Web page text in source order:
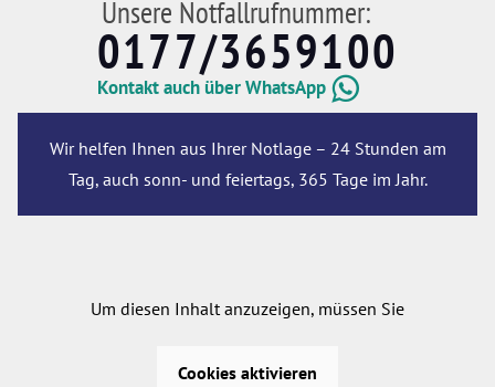
Unsere Notfallrufnummer:
0177/3659100
Kontakt auch über WhatsApp
Wir helfen Ihnen aus Ihrer Notlage – 24 Stunden am
Tag, auch sonn- und feiertags, 365 Tage im Jahr.
Um diesen Inhalt anzuzeigen, müssen Sie
Cookies aktivieren